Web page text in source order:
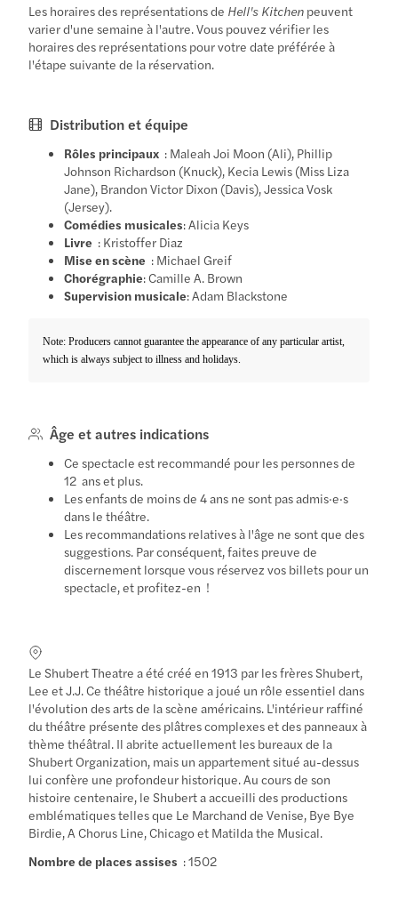
Les horaires des représentations de Hell's Kitchen peuvent
varier d'une semaine à l'autre. Vous pouvez vérifier les
horaires des représentations pour votre date préférée à
l'étape suivante de la réservation.
Distribution et équipe
Rôles principaux : Maleah Joi Moon (Ali), Phillip
Johnson Richardson (Knuck), Kecia Lewis (Miss Liza
Jane), Brandon Victor Dixon (Davis), Jessica Vosk
(Jersey).
Comédies musicales: Alicia Keys
Livre : Kristoffer Diaz
Mise en scène : Michael Greif
Chorégraphie: Camille A. Brown
Supervision musicale: Adam Blackstone
Note: Producers cannot guarantee the appearance of any particular artist,
which is always subject to illness and holidays.
Âge et autres indications
Ce spectacle est recommandé pour les personnes de
12 ans et plus.
Les enfants de moins de 4 ans ne sont pas admis·e·s
dans le théâtre.
Les recommandations relatives à l'âge ne sont que des
suggestions. Par conséquent, faites preuve de
discernement lorsque vous réservez vos billets pour un
spectacle, et profitez-en !
Le Shubert Theatre a été créé en 1913 par les frères Shubert,
Lee et J.J. Ce théâtre historique a joué un rôle essentiel dans
l'évolution des arts de la scène américains. L'intérieur raffiné
du théâtre présente des plâtres complexes et des panneaux à
thème théâtral. Il abrite actuellement les bureaux de la
Shubert Organization, mais un appartement situé au-dessus
lui confère une profondeur historique. Au cours de son
histoire centenaire, le Shubert a accueilli des productions
emblématiques telles que Le Marchand de Venise, Bye Bye
Birdie, A Chorus Line, Chicago et Matilda the Musical.
Nombre de places assises : 1502